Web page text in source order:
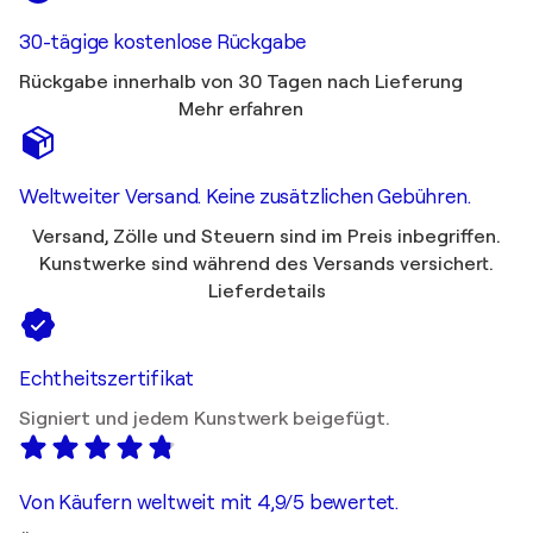
30-tägige kostenlose Rückgabe
Rückgabe innerhalb von 30 Tagen nach Lieferung
Mehr erfahren
Weltweiter Versand. Keine zusätzlichen Gebühren.
Versand, Zölle und Steuern sind im Preis inbegriffen.
Kunstwerke sind während des Versands versichert.
Lieferdetails
Echtheitszertifikat
Signiert und jedem Kunstwerk beigefügt.
Von Käufern weltweit mit 4,9/5 bewertet.